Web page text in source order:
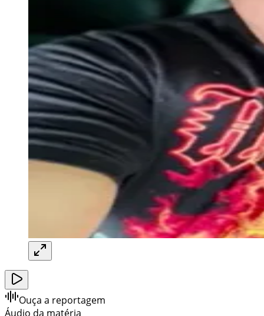
Ouça a reportagem
Áudio da matéria